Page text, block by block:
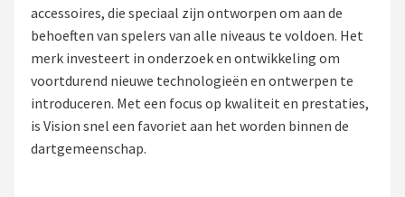
Uitgooilijst
POPULAIRE MERKEN
Target
accessoires, die speciaal zijn ontworpen om aan de
behoeften van spelers van alle niveaus te voldoen. Het
merk investeert in onderzoek en ontwikkeling om
voortdurend nieuwe technologieën en ontwerpen te
introduceren. Met een focus op kwaliteit en prestaties,
is Vision snel een favoriet aan het worden binnen de
dartgemeenschap.